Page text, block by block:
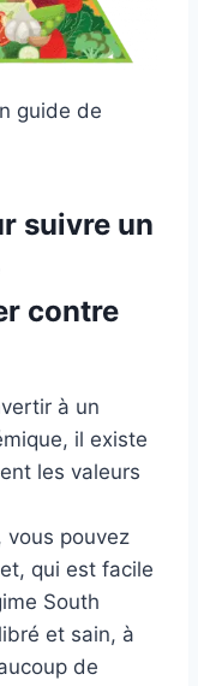
guide de
suivre un
contre
à un
il existe
les valeurs
vous pouvez
qui est facile
South
et sain, à
de